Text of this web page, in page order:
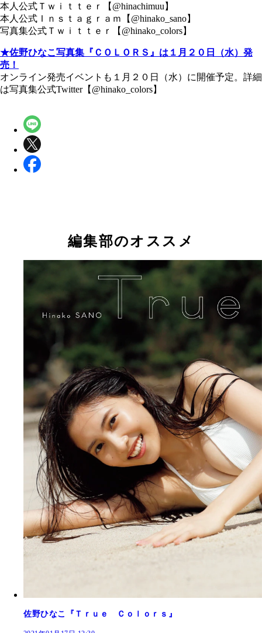
本人公式Ｔｗｉｔｔｅｒ【@hinachimuu】
本人公式Ｉｎｓｔａｇｒａｍ【@hinako_sano】
写真集公式Ｔｗｉｔｔｅｒ【@hinako_colors】
★佐野ひなこ写真集『ＣＯＬＯＲＳ』は１月２０日（水）発
売！
オンライン発売イベントも１月２０日（水）に開催予定。詳細
は写真集公式Twitter【@hinako_colors】
編集部のオススメ
佐野ひなこ『Ｔｒｕｅ Ｃｏｌｏｒｓ』